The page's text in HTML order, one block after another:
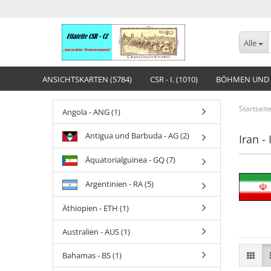
Alle
ANSICHTSKARTEN (5784) CSR - I. (1010) BÖHMEN
Startseite
Iran -
Angola - ANG (1)
Antigua und Barbuda - AG (2)
Äquatorialguinea - GQ (7)
Argentinien - RA (5)
Äthiopien - ETH (1)
Australien - AUS (1)
Bahamas - BS (1)